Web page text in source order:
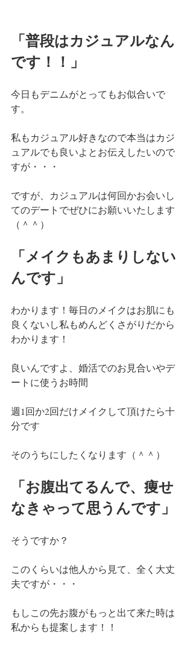
「普段はカジュアルなん
です！！」
今日もデニムがとってもお似合いで
す。
私もカジュアル好きなので本当はカジ
ュアルでも良いよとお伝えしたいので
すが・・・
ですが、カジュアルは何回かお会いし
てのデートでぜひにお願いいたします
（＾＾）
「メイクもあまりしない
んです」
わかります！毎日のメイクはお肌にも
良くないし私もめんどくさがりだから
わかります！
良いんですよ、婚活でのお見合いやデ
ートに使うお時間
週1回か2回だけメイクして頂けたら十
分です
そのうちにしたくなります（＾＾）
「お腹出てるんで、痩せ
なきゃって思うんです」
そうですか？
このくらいは他人から見て、全く大丈
夫ですが・・・
もしこの先お腹がもっと出て来た時は
私からも提案します！！